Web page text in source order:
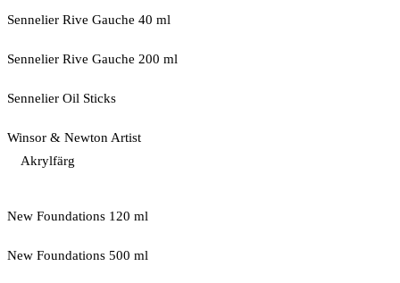
Sennelier Rive Gauche 40 ml
Sennelier Rive Gauche 200 ml
Sennelier Oil Sticks
Winsor & Newton Artist
Akrylfärg
New Foundations 120 ml
New Foundations 500 ml